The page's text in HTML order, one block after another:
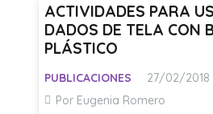
ACTIVIDADES PARA
DADOS DE TELA CON
PLÁSTICO
PUBLICACIONES 27/02/2018
Por Eugenia Romero